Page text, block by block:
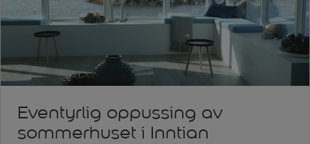
Eventyrlig oppussing av
sommerhuset i Inntian